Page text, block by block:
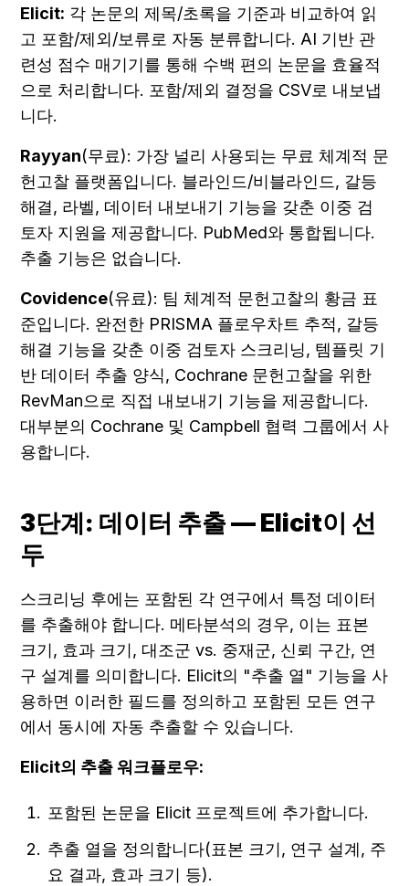
Elicit: 각 논문의 제목/초록을 기준과 비교하여 읽
고 포함/제외/보류로 자동 분류합니다. AI 기반 관
련성 점수 매기기를 통해 수백 편의 논문을 효율적
으로 처리합니다. 포함/제외 결정을 CSV로 내보냅
니다.
Rayyan(무료): 가장 널리 사용되는 무료 체계적 문
헌고찰 플랫폼입니다. 블라인드/비블라인드, 갈등
해결, 라벨, 데이터 내보내기 기능을 갖춘 이중 검
토자 지원을 제공합니다. PubMed와 통합됩니다.
추출 기능은 없습니다.
Covidence(유료): 팀 체계적 문헌고찰의 황금 표
준입니다. 완전한 PRISMA 플로우차트 추적, 갈등
해결 기능을 갖춘 이중 검토자 스크리닝, 템플릿 기
반 데이터 추출 양식, Cochrane 문헌고찰을 위한
RevMan으로 직접 내보내기 기능을 제공합니다.
대부분의 Cochrane 및 Campbell 협력 그룹에서 사
용합니다.
3단계: 데이터 추출 — Elicit이 선
두
스크리닝 후에는 포함된 각 연구에서 특정 데이터
를 추출해야 합니다. 메타분석의 경우, 이는 표본
크기, 효과 크기, 대조군 vs. 중재군, 신뢰 구간, 연
구 설계를 의미합니다. Elicit의 "추출 열" 기능을 사
용하면 이러한 필드를 정의하고 포함된 모든 연구
에서 동시에 자동 추출할 수 있습니다.
Elicit의 추출 워크플로우:
포함된 논문을 Elicit 프로젝트에 추가합니다.
추출 열을 정의합니다(표본 크기, 연구 설계, 주
요 결과, 효과 크기 등).